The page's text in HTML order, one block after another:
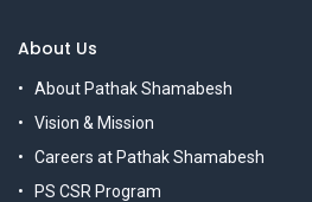
About Us
About Pathak Shamabesh
Vision & Mission
Careers at Pathak Shamabesh
PS CSR Program